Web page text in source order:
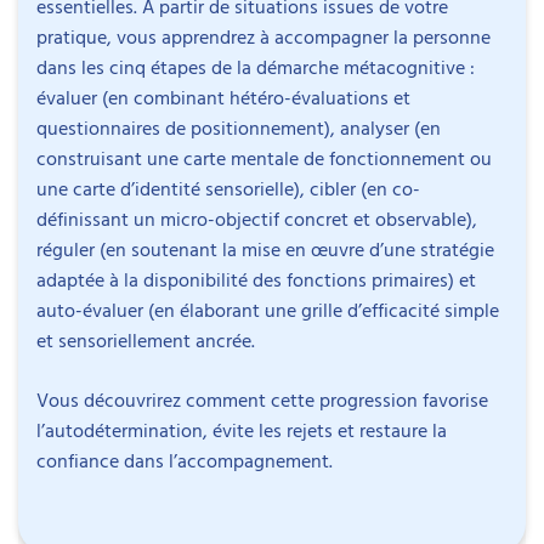
essentielles. À partir de situations issues de votre
pratique, vous apprendrez à accompagner la personne
dans les cinq étapes de la démarche métacognitive :
évaluer (en combinant hétéro-évaluations et
questionnaires de positionnement), analyser (en
construisant une carte mentale de fonctionnement ou
une carte d’identité sensorielle), cibler (en co-
définissant un micro-objectif concret et observable),
réguler (en soutenant la mise en œuvre d’une stratégie
adaptée à la disponibilité des fonctions primaires) et
auto-évaluer (en élaborant une grille d’efficacité simple
et sensoriellement ancrée.
Vous découvrirez comment cette progression favorise
l’autodétermination, évite les rejets et restaure la
confiance dans l’accompagnement.
Objectifs
Intervenant
Astrid Kremer
psychopathologie du développement
Astrid Kremer a obtenu un doctorat en
Importance de la métacognition chez les personnes
avec TSA (Trouble du Spectre de l’Autisme),
particulièrement en cas de diagnostic tardif (STDI).
Définition opérationnelle de la métacognition et
ses implications concrètes pour les personnes TSA.
Situation actuelle des diagnostics TSA STDI en
France : limites et enjeux.
d’accompagnement en métacognition :
collaboration, autodétermination, et prise en
compte du style cognitif.
Ideereka. (s.d.).Mon carnet intéroceptif –
Interoception et autisme : comprendre les